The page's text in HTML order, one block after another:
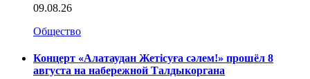
09.08.26
Общество
Концерт «Алатаудан Жетісуға сәлем!» прошёл 8
августа на набережной Талдыкоргана